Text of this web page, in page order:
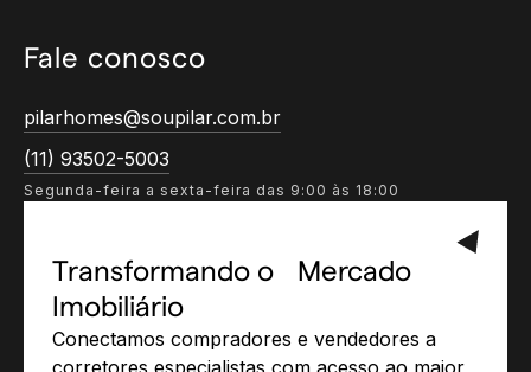
Fale conosco
pilarhomes@soupilar.com.br
(11) 93502-5003
Segunda-feira a sexta-feira das 9:00 às 18:00
Transformando o Mercado
Imobiliário
Conectamos compradores e vendedores a
corretores especialistas com acesso ao maior